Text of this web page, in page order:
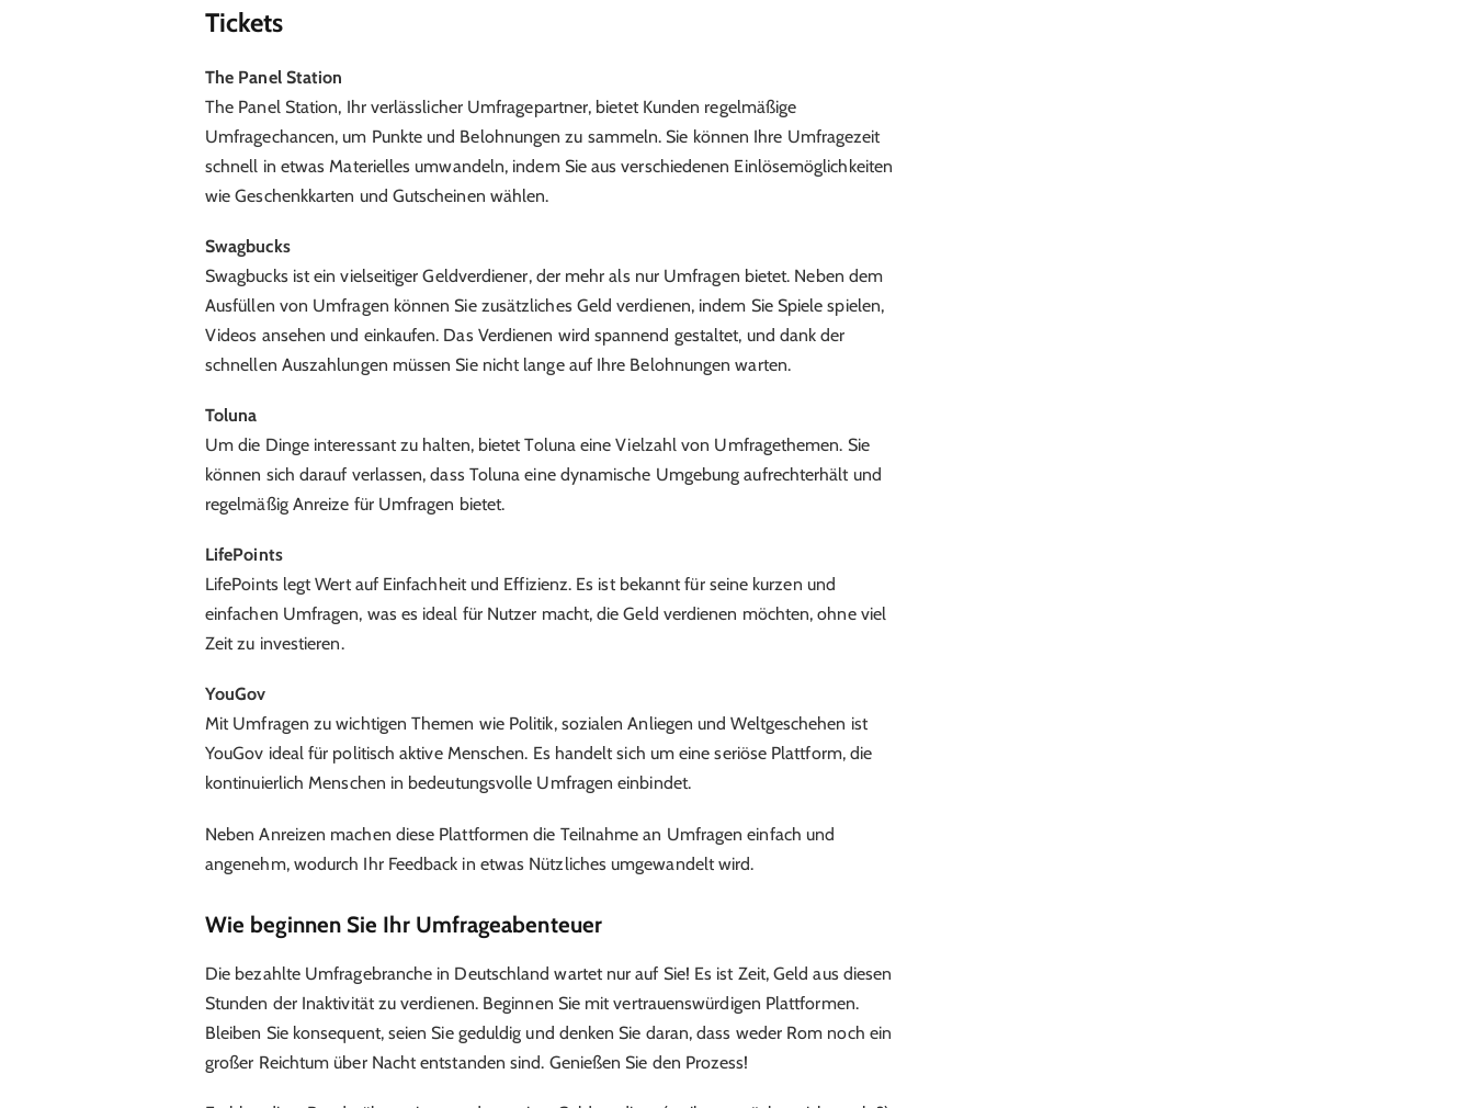
Tickets
The Panel Station
The Panel Station, Ihr verlässlicher Umfragepartner, bietet Kunden regelmäßige
Umfragechancen, um Punkte und Belohnungen zu sammeln. Sie können Ihre Umfragezeit
schnell in etwas Materielles umwandeln, indem Sie aus verschiedenen Einlösemöglichkeiten
wie Geschenkkarten und Gutscheinen wählen.
Swagbucks
Swagbucks ist ein vielseitiger Geldverdiener, der mehr als nur Umfragen bietet. Neben dem
Ausfüllen von Umfragen können Sie zusätzliches Geld verdienen, indem Sie Spiele spielen,
Videos ansehen und einkaufen. Das Verdienen wird spannend gestaltet, und dank der
schnellen Auszahlungen müssen Sie nicht lange auf Ihre Belohnungen warten.
Toluna
Um die Dinge interessant zu halten, bietet Toluna eine Vielzahl von Umfragethemen. Sie
können sich darauf verlassen, dass Toluna eine dynamische Umgebung aufrechterhält und
regelmäßig Anreize für Umfragen bietet.
LifePoints
LifePoints legt Wert auf Einfachheit und Effizienz. Es ist bekannt für seine kurzen und
einfachen Umfragen, was es ideal für Nutzer macht, die Geld verdienen möchten, ohne viel
Zeit zu investieren.
YouGov
Mit Umfragen zu wichtigen Themen wie Politik, sozialen Anliegen und Weltgeschehen ist
YouGov ideal für politisch aktive Menschen. Es handelt sich um eine seriöse Plattform, die
kontinuierlich Menschen in bedeutungsvolle Umfragen einbindet.
Neben Anreizen machen diese Plattformen die Teilnahme an Umfragen einfach und
angenehm, wodurch Ihr Feedback in etwas Nützliches umgewandelt wird.
Wie beginnen Sie Ihr Umfrageabenteuer
Die bezahlte Umfragebranche in Deutschland wartet nur auf Sie! Es ist Zeit, Geld aus diesen
Stunden der Inaktivität zu verdienen. Beginnen Sie mit vertrauenswürdigen Plattformen.
Bleiben Sie konsequent, seien Sie geduldig und denken Sie daran, dass weder Rom noch ein
großer Reichtum über Nacht entstanden sind. Genießen Sie den Prozess!